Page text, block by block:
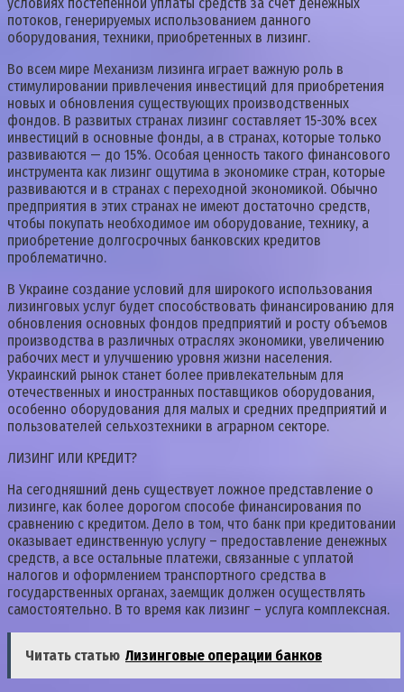
условиях постепенной уплаты средств за счет денежных
потоков, генерируемых использованием данного
оборудования, техники, приобретенных в лизинг.
Во всем мире Механизм лизинга играет важную роль в
стимулировании привлечения инвестиций для приобретения
новых и обновления существующих производственных
фондов. В развитых странах лизинг составляет 15-30% всех
инвестиций в основные фонды, а в странах, которые только
развиваются — до 15%. Особая ценность такого финансового
инструмента как лизинг ощутима в экономике стран, которые
развиваются и в странах с переходной экономикой. Обычно
предприятия в этих странах не имеют достаточно средств,
чтобы покупать необходимое им оборудование, технику, а
приобретение долгосрочных банковских кредитов
проблематично.
В Украине создание условий для широкого использования
лизинговых услуг будет способствовать финансированию для
обновления основных фондов предприятий и росту объемов
производства в различных отраслях экономики, увеличению
рабочих мест и улучшению уровня жизни населения.
Украинский рынок станет более привлекательным для
отечественных и иностранных поставщиков оборудования,
особенно оборудования для малых и средних предприятий и
пользователей сельхозтехники в аграрном секторе.
ЛИЗИНГ ИЛИ КРЕДИТ?
На сегодняшний день существует ложное представление о
лизинге, как более дорогом способе финансирования по
сравнению с кредитом. Дело в том, что банк при кредитовании
оказывает единственную услугу – предоставление денежных
средств, а все остальные платежи, связанные с уплатой
налогов и оформлением транспортного средства в
государственных органах, заемщик должен осуществлять
самостоятельно. В то время как лизинг – услуга комплексная.
Читать статью Лизинговые операции банков